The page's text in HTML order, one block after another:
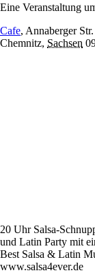
Eine Veranstaltung
Cafe, Annaberger
Chemnitz, Sachsen
20 Uhr Salsa-
und Latin Party mit
Best Salsa & Latin
www.salsa4ever.de